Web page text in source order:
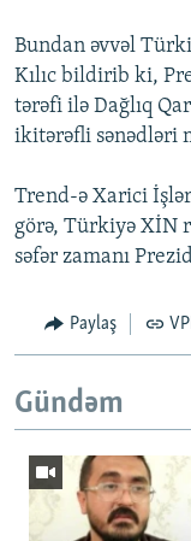
Bundan əvvəl
Kılıc bildirib ki,
tərəfi ilə Dağlıq
ikitərəfli sənədləri
Trend-ə Xarici
görə, Türkiyə XİN
səfər zamanı
Paylaş
Gündəm